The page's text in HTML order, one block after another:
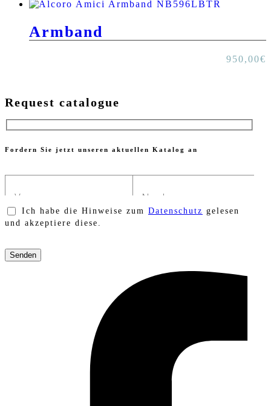
Armband
950,00€
Request catalogue
Fordern Sie jetzt unseren aktuellen Katalog an
Ich habe die Hinweise zum Datenschutz gelesen
und akzeptiere diese.
lasse